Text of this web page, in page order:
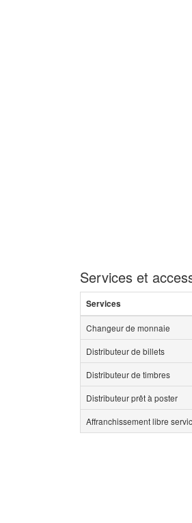
Services et
Services
Changeur de monnaie
Distributeur de billets
Distributeur de timbres
Distributeur prêt à poster
Affranchissement libre